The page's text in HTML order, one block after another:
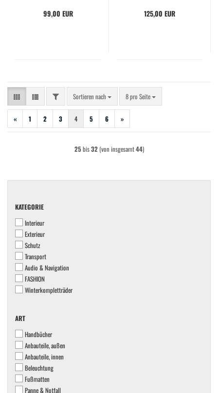
99,00 EUR 125,00 EUR
FILTERSortieren nach
Sortieren nach 8 pro Seite
pro Seite
« 1 2 3 4 5 6 »
25bis32(von insgesamt44)
KATEGORIE
KATEGORIE
Interieur
Exterieur
Schutz
Transport
Audio & Navigation
FASHION
Winterkompletträder
ART
ART
Handbücher
Anbauteile, außen
Anbauteile, innen
Beleuchtung
Fußmatten
Panne & Notfall